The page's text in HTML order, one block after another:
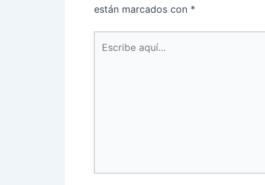
están marcados con *
aquí...